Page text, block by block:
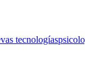
tecnologías